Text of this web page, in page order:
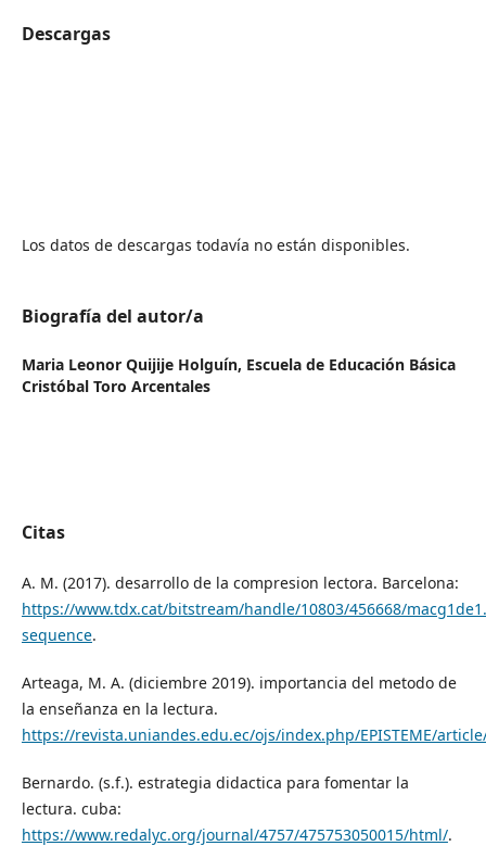
Descargas
Los datos de descargas todavía no están disponibles.
Biografía del autor/a
Maria Leonor Quijije Holguín, Escuela de Educación Básica
Cristóbal Toro Arcentales
Citas
A. M. (2017). desarrollo de la compresion lectora. Barcelona:
https://www.tdx.cat/bitstream/handle/10803/456668/
sequence.
Arteaga, M. A. (diciembre 2019). importancia del metodo de
la enseñanza en la lectura.
https://revista.uniandes.edu.ec/ojs/index.php/EPISTEME/
Bernardo. (s.f.). estrategia didactica para fomentar la
lectura. cuba:
https://www.redalyc.org/journal/4757/475753050015/html/.